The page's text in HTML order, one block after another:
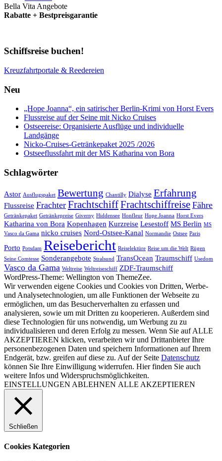
Bella Vita Angebote
Rabatte + Bestpreisgarantie
Schiffsreise buchen!
Kreuzfahrtportale & Reedereien
Neu
„Hope Joanna“, ein satirischer Berlin-Krimi von Horst Evers
Flussreise auf der Seine mit Nicko Cruises
Ostseereise: Organisierte Ausflüge und individuelle
Landgänge
Nicko-Cruises-Getränkepaket 2025 /2026
Ostseeflussfahrt mit der MS Katharina von Bora
Schlagwörter
Astor Ausflugspaket Bewertung Chantilly Dialyse Erfahrung
Flussreise Frachter FrachtschiffFrachtschiffreise Fähre
Getränkepaket Getränkepreise Giverny Hiddensee Honfleur Hope Joanna Horst Evers
Katharina von Bora Kopenhagen Kurzreise Lesestoff MS Berlin MS
Vasco da Gama nicko cruises Nord-Ostsee-Kanal Normandie Ostsee Paris
Porto Potsdam Reisebericht Reiselektüre Reise um die Welt Rügen
Seine Comtesse Sonderangebote Stralsund TransOcean Traumschiff Usedom
Vasco da Gama Weltreise Weltreiseschiff ZDF-Traumschiff
WordPress-Theme: Wellington von ThemeZee.
Wir verwenden eigene Cookies und Cookies von Dritten, Werbe-
und Analysetechnologien, um alle Funktionen der Webseite zu
ermöglichen, um das Besucherverhalten zu erfassen und
analysieren, sowie um mit Dritten zu kooperieren. Außerdem sind
diese Technologien für uns notwendig, um Werbung zu zu
individualisieren und deren Erfolg zu messen. Wenn Sie auf ALLE
AKZEPTIEREN klicken, verarbeiten wir und Drittanbieter Ihre
personenbezogenen Daten und speichern Informationen auf Ihrem
Endgerät, bzw. greifen auf diese zu. Auf der Seite Datenschutz
können Sie Ihre Einwilligung widerrufen. Hier finden Sie auch
weitere Infos und Widerspruchsmöglichkeiten.
EINSTELLUNGEN ABLEHNEN ALLE AKZEPTIEREN
Schließen
Cookies Kategorien